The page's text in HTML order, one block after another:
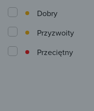
Przeciętny
Przyzwoity
Dobry